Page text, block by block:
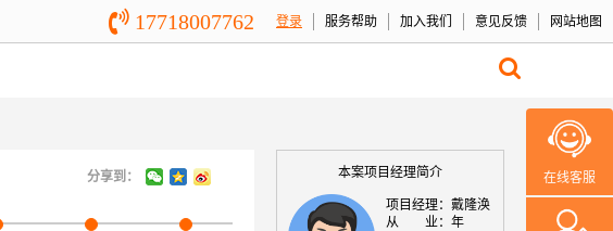
17718007762 登录 服务帮助 加入我们 意见反馈 网站地图
在线客服
分享到： 本案项目经理简介
项目经理：戴隆涣
从 业：年